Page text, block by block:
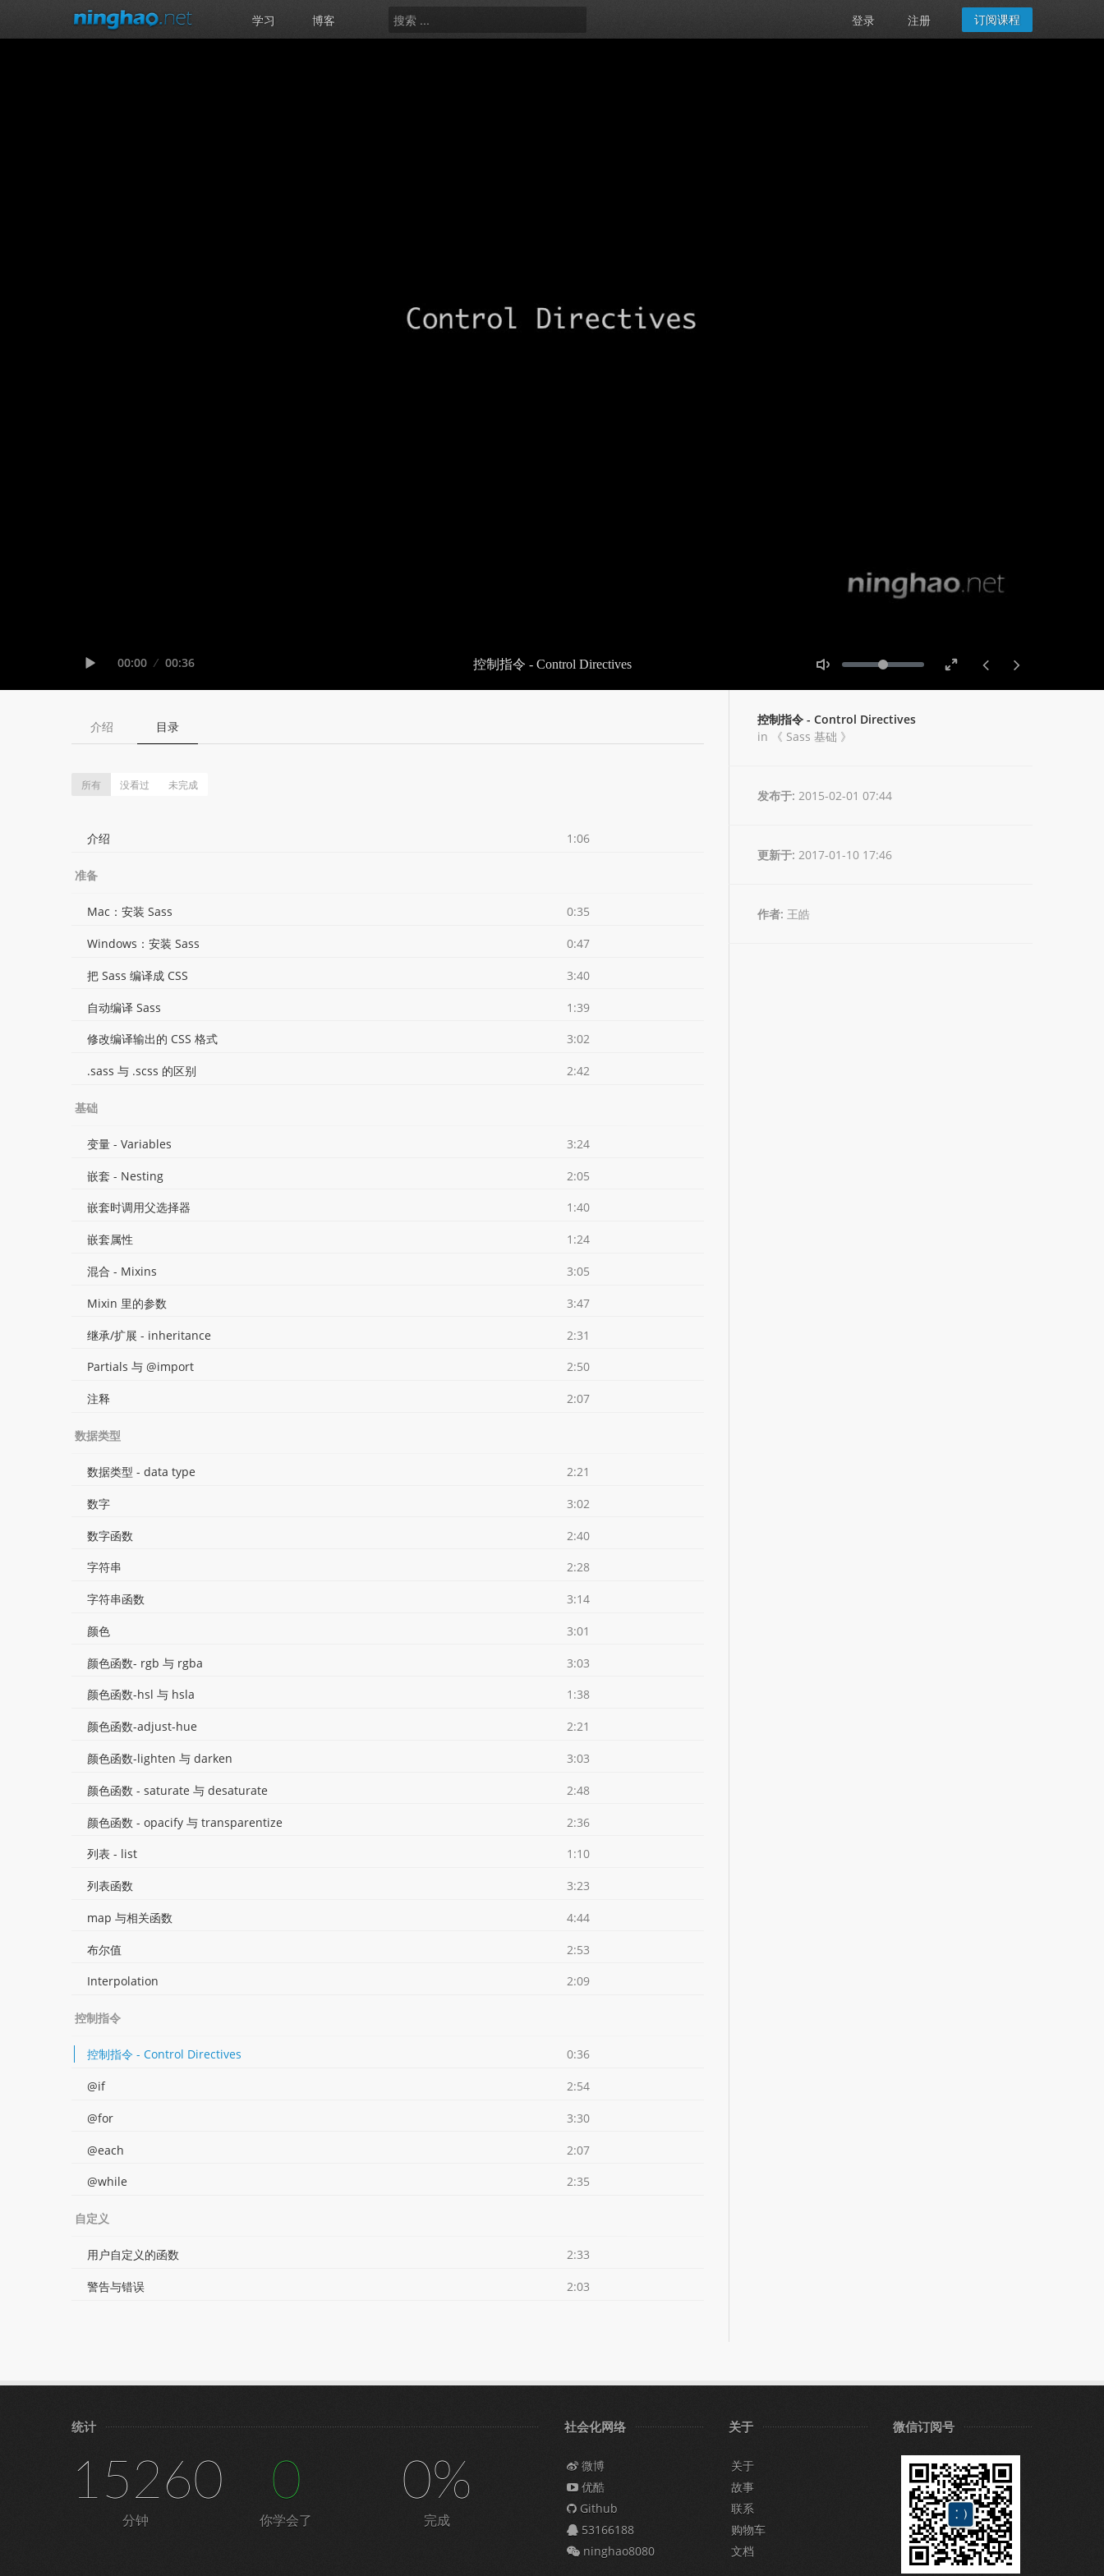
学习 博客 登录 注册 订阅课程
Current
00:00 Duration
00:36 控制指令 - Control Directives
Volume
介绍 目录
所有 没看过 未完成
介绍 1:06
准备
Mac：安装 Sass 0:35
Windows：安装 Sass 0:47
把 Sass 编译成 CSS 3:40
自动编译 Sass 1:39
修改编译输出的 CSS 格式 3:02
.sass 与 .scss 的区别 2:42
基础
变量 - Variables 3:24
嵌套 - Nesting 2:05
嵌套时调用父选择器 1:40
嵌套属性 1:24
混合 - Mixins 3:05
Mixin 里的参数 3:47
继承/扩展 - inheritance 2:31
Partials 与 @import 2:50
注释 2:07
数据类型
数据类型 - data type 2:21
数字 3:02
数字函数 2:40
字符串 2:28
字符串函数 3:14
颜色 3:01
颜色函数- rgb 与 rgba 3:03
颜色函数-hsl 与 hsla 1:38
颜色函数-adjust-hue 2:21
颜色函数-lighten 与 darken 3:03
颜色函数 - saturate 与 desaturate 2:48
颜色函数 - opacify 与 transparentize 2:36
列表 - list 1:10
列表函数 3:23
map 与相关函数 4:44
布尔值 2:53
Interpolation 2:09
控制指令
控制指令 - Control Directives 0:36
@if 2:54
@for 3:30
@each 2:07
@while 2:35
自定义
用户自定义的函数 2:33
警告与错误 2:03
控制指令 - Control Directives
in 《 Sass 基础 》
发布于: 2015-02-01 07:44
更新于: 2017-01-10 17:46
作者: 王皓
统计
15260
分钟
0
你学会了
0%
完成
社会化网络
微博
优酷
Github
53166188
ninghao8080
关于
关于
故事
联系
购物车
文档
微信订阅号